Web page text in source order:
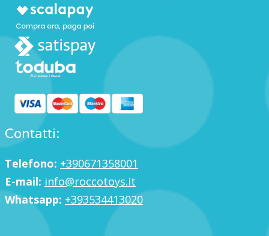
Contatti:
Telefono: +390671358001
E-mail: info@roccotoys.it
Whatsapp: +393534413020